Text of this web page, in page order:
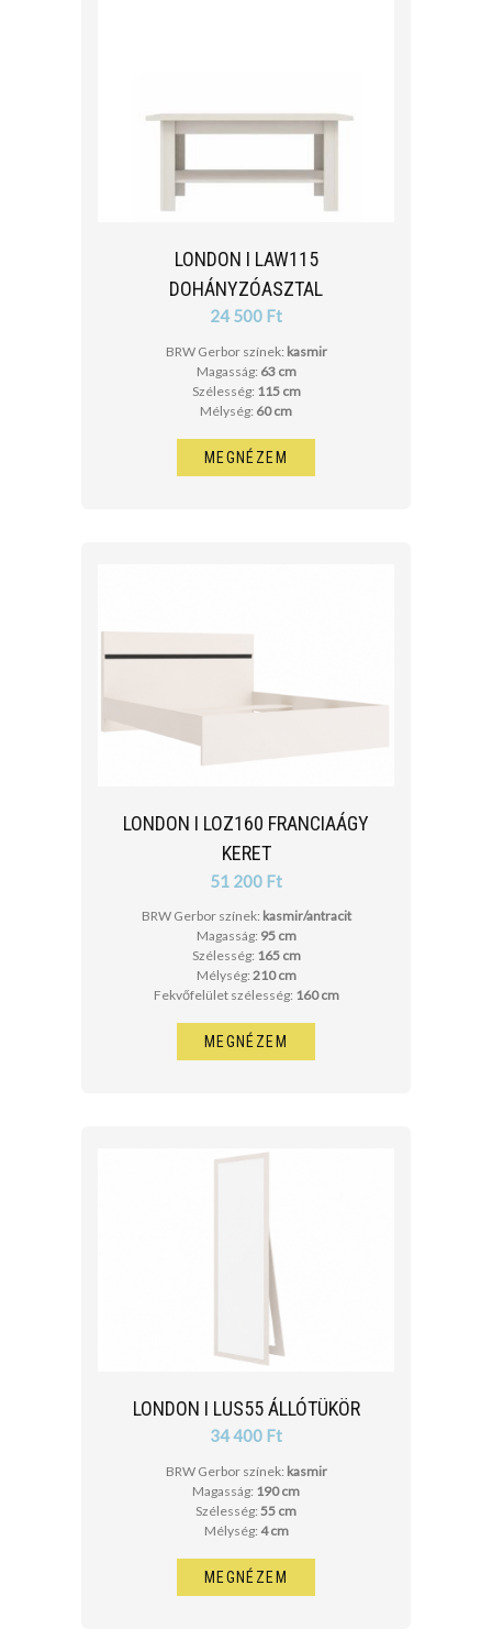
LONDON I LAW115
DOHÁNYZÓASZTAL
24 500 Ft
BRW Gerbor színek: kasmir
Magasság: 63 cm
Szélesség: 115 cm
Mélység: 60 cm
MEGNÉZEM
LONDON I LOZ160 FRANCIAÁGY
KERET
51 200 Ft
BRW Gerbor színek: kasmir/antracit
Magasság: 95 cm
Szélesség: 165 cm
Mélység: 210 cm
Fekvőfelület szélesség: 160 cm
MEGNÉZEM
LONDON I LUS55 ÁLLÓTÜKÖR
34 400 Ft
BRW Gerbor színek: kasmir
Magasság: 190 cm
Szélesség: 55 cm
Mélység: 4 cm
MEGNÉZEM